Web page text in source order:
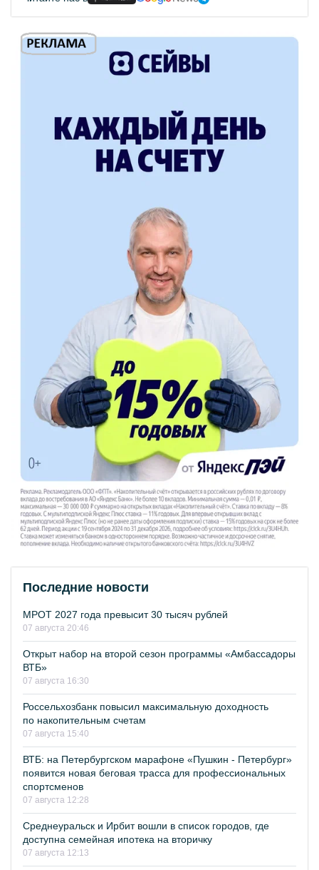
Последние новости
МРОТ 2027 года превысит 30 тысяч рублей
07 августа 20:46
Открыт набор на второй сезон программы «Амбассадоры
ВТБ»
07 августа 16:30
Россельхозбанк повысил максимальную доходность
по накопительным счетам
07 августа 15:40
ВТБ: на Петербургском марафоне «Пушкин - Петербург»
появится новая беговая трасса для профессиональных
спортсменов
07 августа 12:28
Среднеуральск и Ирбит вошли в список городов, где
доступна семейная ипотека на вторичку
07 августа 12:13